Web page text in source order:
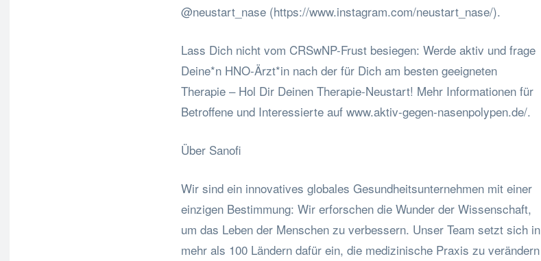
@neustart_nase (https://www.instagram.com/neustart_nase/).
Lass Dich nicht vom CRSwNP-Frust besiegen: Werde aktiv und frage
Deine*n HNO-Ärzt*in nach der für Dich am besten geeigneten
Therapie – Hol Dir Deinen Therapie-Neustart! Mehr Informationen für
Betroffene und Interessierte auf www.aktiv-gegen-nasenpolypen.de/.
Über Sanofi
Wir sind ein innovatives globales Gesundheitsunternehmen mit einer
einzigen Bestimmung: Wir erforschen die Wunder der Wissenschaft,
um das Leben der Menschen zu verbessern. Unser Team setzt sich in
mehr als 100 Ländern dafür ein, die medizinische Praxis zu verändern